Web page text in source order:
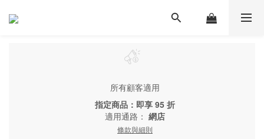
所有顧客適用
指定商品：即享 95 折
適用通路： 網店
條款與細則